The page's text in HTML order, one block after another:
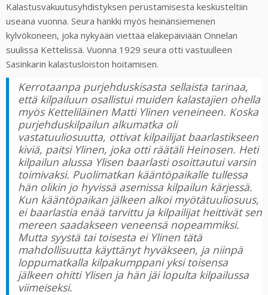
Kalastusvakuutusyhdistyksen perustamisesta keskusteltiin
useana vuonna. Seura hankki myös heinänsiemenen
kylvökoneen, joka nykyään viettää eläkepäiviään Onnelan
suulissa Kettelissä. Vuonna 1929 seura otti vastuulleen
Sasinkarin kalastusloiston hoitamisen.
Kerrotaanpa purjehduskisasta sellaista tarinaa,
että kilpailuun osallistui muiden kalastajien ohella
myös Ketteliläinen Matti Ylinen veneineen. Koska
purjehduskilpailun alkumatka oli
vastatuuliosuutta, ottivat kilpailijat baarlastikseen
kiviä, paitsi Ylinen, joka otti räätäli Heinosen. Heti
kilpailun alussa Ylisen baarlasti osoittautui varsin
toimivaksi. Puolimatkan kääntöpaikalle tullessa
hän olikin jo hyvissä asemissa kilpailun kärjessä.
Kun kääntöpaikan jälkeen alkoi myötätuuliosuus,
ei baarlastia enää tarvittu ja kilpailijat heittivät sen
mereen saadakseen veneensä nopeammiksi.
Mutta syystä tai toisesta ei Ylinen tätä
mahdollisuutta käyttänyt hyväkseen, ja niinpä
loppumatkalla kilpakumppani yksi toisensa
jälkeen ohitti Ylisen ja hän jäi lopulta kilpailussa
viimeiseksi.